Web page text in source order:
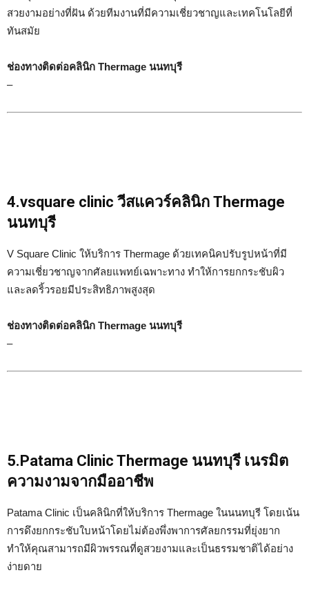
สวยงามอย่างที่ฝัน ด้วยทีมงานที่มีความเชี่ยวชาญและเทคโนโลยีที่
ทันสมัย
ช่องทางติดต่อคลินิก Thermage นนทบุรี
–
4.vsquare clinic วีสแควร์คลินิก Thermage
นนทบุรี
V Square Clinic ให้บริการ Thermage ด้วยเทคนิคปรับรูปหน้าที่มี
ความเชี่ยวชาญจากศัลยแพทย์เฉพาะทาง ทำให้การยกกระชับผิว
และลดริ้วรอยมีประสิทธิภาพสูงสุด
ช่องทางติดต่อคลินิก Thermage นนทบุรี
–
5.Patama Clinic Thermage นนทบุรี เนรมิต
ความงามจากมืออาชีพ
Patama Clinic เป็นคลินิกที่ให้บริการ Thermage ในนนทบุรี โดยเน้น
การดึงยกกระชับใบหน้าโดยไม่ต้องพึ่งพาการศัลยกรรมที่ยุ่งยาก
ทำให้คุณสามารถมีผิวพรรณที่ดูสวยงามและเป็นธรรมชาติได้อย่าง
ง่ายดาย